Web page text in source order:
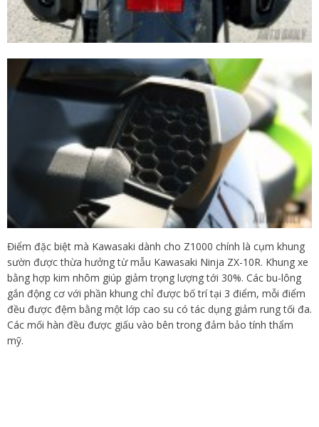
Điểm đặc biệt mà Kawasaki dành cho Z1000 chính là cụm khung
sườn được thừa hưởng từ mẫu Kawasaki Ninja ZX-10R. Khung xe
bằng hợp kim nhôm giúp giảm trọng lượng tới 30%. Các bu-lông
gắn động cơ với phần khung chỉ được bố trí tại 3 điểm, mỗi điểm
đều được đệm bằng một lớp cao su có tác dụng giảm rung tối đa.
Các mối hàn đều được giấu vào bên trong đảm bảo tính thẩm
mỹ.